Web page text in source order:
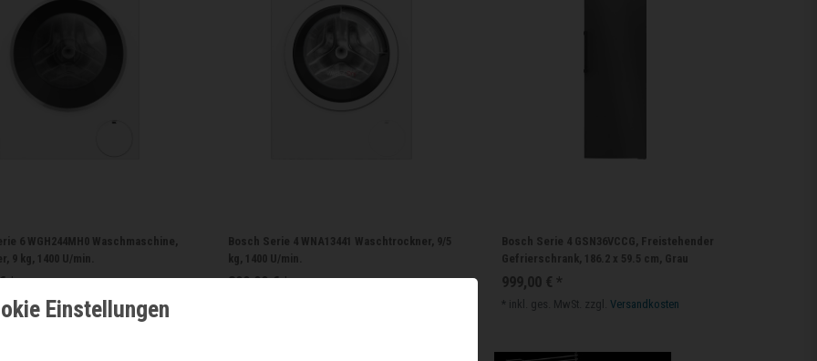
6 WGH244MH0 Waschmaschine,
9 kg, 1400 U/min.
*
MwSt.zzgl.Versandkosten
Bosch Serie 4 WNA13441 Waschtrockner, 9/5
kg, 1400 U/min.
899,00 € *
Bosch Serie 4 GSN36VCCG, Freistehender
Gefrierschrank, 186.2 x 59.5 cm, Grau
999,00 € *
* inkl. ges. MwSt. zzgl.Versandkosten
Einstellungen